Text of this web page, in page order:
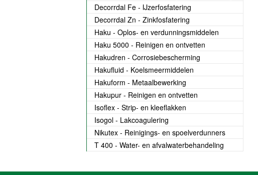
Decorrdal Fe - IJzerfosfatering
Decorrdal Zn - Zinkfosfatering
Haku - Oplos- en verdunningsmiddelen
Haku 5000 - Reinigen en ontvetten
Hakudren - Corrosiebescherming
Hakufluid - Koelsmeermiddelen
Hakuform - Metaalbewerking
Hakupur - Reinigen en ontvetten
Isoflex - Strip- en kleeflakken
Isogol - Lakcoagulering
Nikutex - Reinigings- en spoelverdunners
T 400 - Water- en afvalwaterbehandeling